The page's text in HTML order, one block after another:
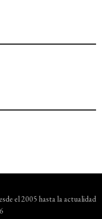
el 2005 hasta la actualidad